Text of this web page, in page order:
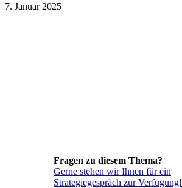
7. Januar 2025
Fragen zu diesem Thema?
Gerne stehen wir Ihnen für ein
Strategiegespräch zur Verfügung!